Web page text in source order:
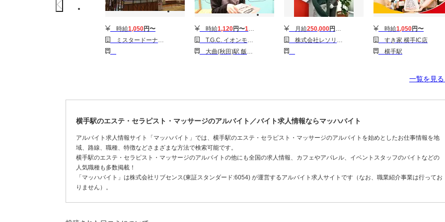
時給1,050円〜
ミスタードーナツ大曲ショップ
時給1,120円〜1,420
T.G.C. イオンモール大曲店(フルタイム)
大曲(秋田)駅 飯詰駅
月給250,000円〜
株式会社レソリューション(52858)
時給1,050円〜
すき家 横手IC店
横手駅
一覧を見る
横手駅のエステ・セラピスト・マッサージのアルバイト／バイト求人情報ならマッハバイト
アルバイト求人情報サイト「マッハバイト」では、横手駅のエステ・セラピスト・マッサージのアルバイトを始めとしたお仕事情報を地
域、路線、職種、特徴などさまざまな方法で検索可能です。
横手駅のエステ・セラピスト・マッサージのアルバイトの他にも全国の求人情報、カフェやアパレル、イベントスタッフのバイトなどの
人気職種も多数掲載！
「マッハバイト」は株式会社リブセンス(東証スタンダード:6054) が運営するアルバイト求人サイトです（なお、職業紹介事業は行ってお
りません）。